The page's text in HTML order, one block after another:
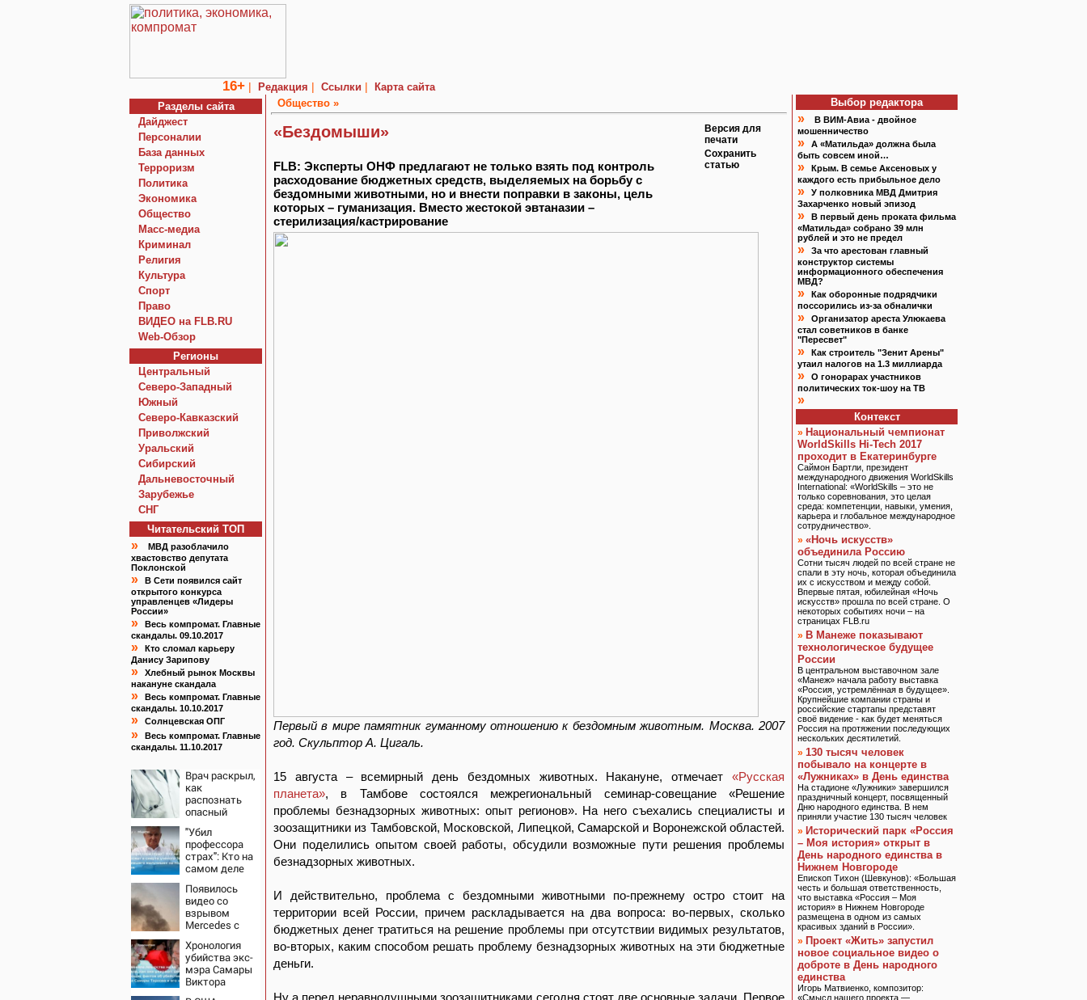
16+ | Редакция | Ссылки |
Карта сайта
Разделы сайта
Дайджест
Персоналии
База данных
Терроризм
Политика
Экономика
Общество
Macc-медиа
Криминал
Религия
Культура
Спорт
Право
ВИДЕО на FLB.RU
Web-Обзор
Регионы
Центральный
Северо-Западный
Южный
Северо-Кавказский
Приволжский
Уральский
Сибирский
Дальневосточный
Зарубежье
СНГ
Читательский TOП
»
МВД разоблачило
хвастовство депутата
Поклонской
»
В Сети появился сайт
открытого конкурса
управленцев «Лидеры
России»
»
Весь компромат. Главные
скандалы. 09.10.2017
»
Кто сломал карьеру
Данису Зарипову
»
Хлебный рынок Москвы
накануне скандала
»
Весь компромат. Главные
скандалы. 10.10.2017
» Солнцевская ОПГ
»
Весь компромат. Главные
скандалы. 11.10.2017
Врач раскрыл,
как
распознать
опасный
"Убил
профессора
страх": Кто на
самом деле
смерти
ученого
Зезина,
остановившего
мальчишек на
поле с
горохом
Появилось
видео со
взрывом
Mercedes с
«Уралдронзавода»
на Урале
Хронология
убийства экс-
мэра Самары
Виктора
Общество »
«Бездомыши»
FLB: Эксперты ОНФ предлагают не только взять под контроль
расходование бюджетных средств, выделяемых на борьбу с
бездомными животными, но и внести поправки в законы, цель
которых – гуманизация. Вместо жестокой эвтаназии –
стерилизация/кастрирование
Версия для
печати
Сохранить
статью
Первый в мире памятник гуманному отношению к бездомным животным. Москва. 2007
год. Скульптор А. Цигаль.
15 августа – всемирный день бездомных животных. Накануне, отмечает «Русская
планета», в Тамбове состоялся межрегиональный семинар-совещание «Решение
проблемы безнадзорных животных: опыт регионов». На него съехались специалисты и
зоозащитники из Тамбовской, Московской, Липецкой, Самарской и Воронежской областей.
Они поделились опытом своей работы, обсудили возможные пути решения проблемы
безнадзорных животных.
И действительно, проблема с бездомными животными по-прежнему остро стоит на
территории всей России, причем раскладывается на два вопроса: во-первых, сколько
бюджетных денег тратиться на решение проблемы при отсутствии видимых результатов,
во-вторых, каким способом решать проблему безнадзорных животных на эти бюджетные
деньги.
Ну а перед неравнодушными зоозащитниками сегодня стоят две основные задачи. Первое
Выбор редактора
»
В ВИМ-Авиа - двойное
мошенничество
»
А «Матильда» должна была
быть совсем иной…
»
Крым. В семье Аксеновых у
каждого есть прибыльное дело
»
У полковника МВД Дмитрия
Захарченко новый эпизод
»
В первый день проката фильма
«Матильда» собрано 39 млн
рублей и это не предел
»
За что арестован главный
конструктор системы
информационного обеспечения
МВД?
»
Как оборонные подрядчики
поссорились из-за обналички
»
Организатор ареста Улюкаева
стал советников в банке
"Пересвет"
»
Как строитель "Зенит Арены"
утаил налогов на 1.3 миллиарда
»
О гонорарах участников
политических ток-шоу на ТВ
»
Контекст
» Национальный чемпионат
WorldSkills Hi-Tech 2017
проходит в Екатеринбурге
Саймон Бартли, президент
международного движения WorldSkills
International: «WorldSkills – это не
только соревнования, это целая
среда: компетенции, навыки, умения,
карьера и глобальное международное
сотрудничество».
» «Ночь искусств»
объединила Россию
Сотни тысяч людей по всей стране не
спали в эту ночь, которая объединила
их с искусством и между собой.
Впервые пятая, юбилейная «Ночь
искусств» прошла по всей стране. О
некоторых событиях ночи – на
страницах FLB.ru
» В Манеже показывают
технологическое будущее
России
В центральном выставочном зале
«Манеж» начала работу выставка
«Россия, устремлённая в будущее».
Крупнейшие компании страны и
российские стартапы представят
своё видение - как будет меняться
Россия на протяжении последующих
нескольких десятилетий.
» 130 тысяч человек
побывало на концерте в
«Лужниках» в День единства
На стадионе «Лужники» завершился
праздничный концерт, посвященный
Дню народного единства. В нем
приняли участие 130 тысяч человек
» Исторический парк «Россия
– Моя история» открыт в
День народного единства в
Нижнем Новгороде
Епископ Тихон (Шевкунов): «Большая
честь и большая ответственность,
что выставка «Россия – Моя
история» в Нижнем Новгороде
размещена в одном из самых
красивых зданий в России».
» Проект «Жить» запустил
новое социальное видео о
доброте в День народного
единства
Игорь Матвиенко, композитор:
«Смысл нашего проекта —